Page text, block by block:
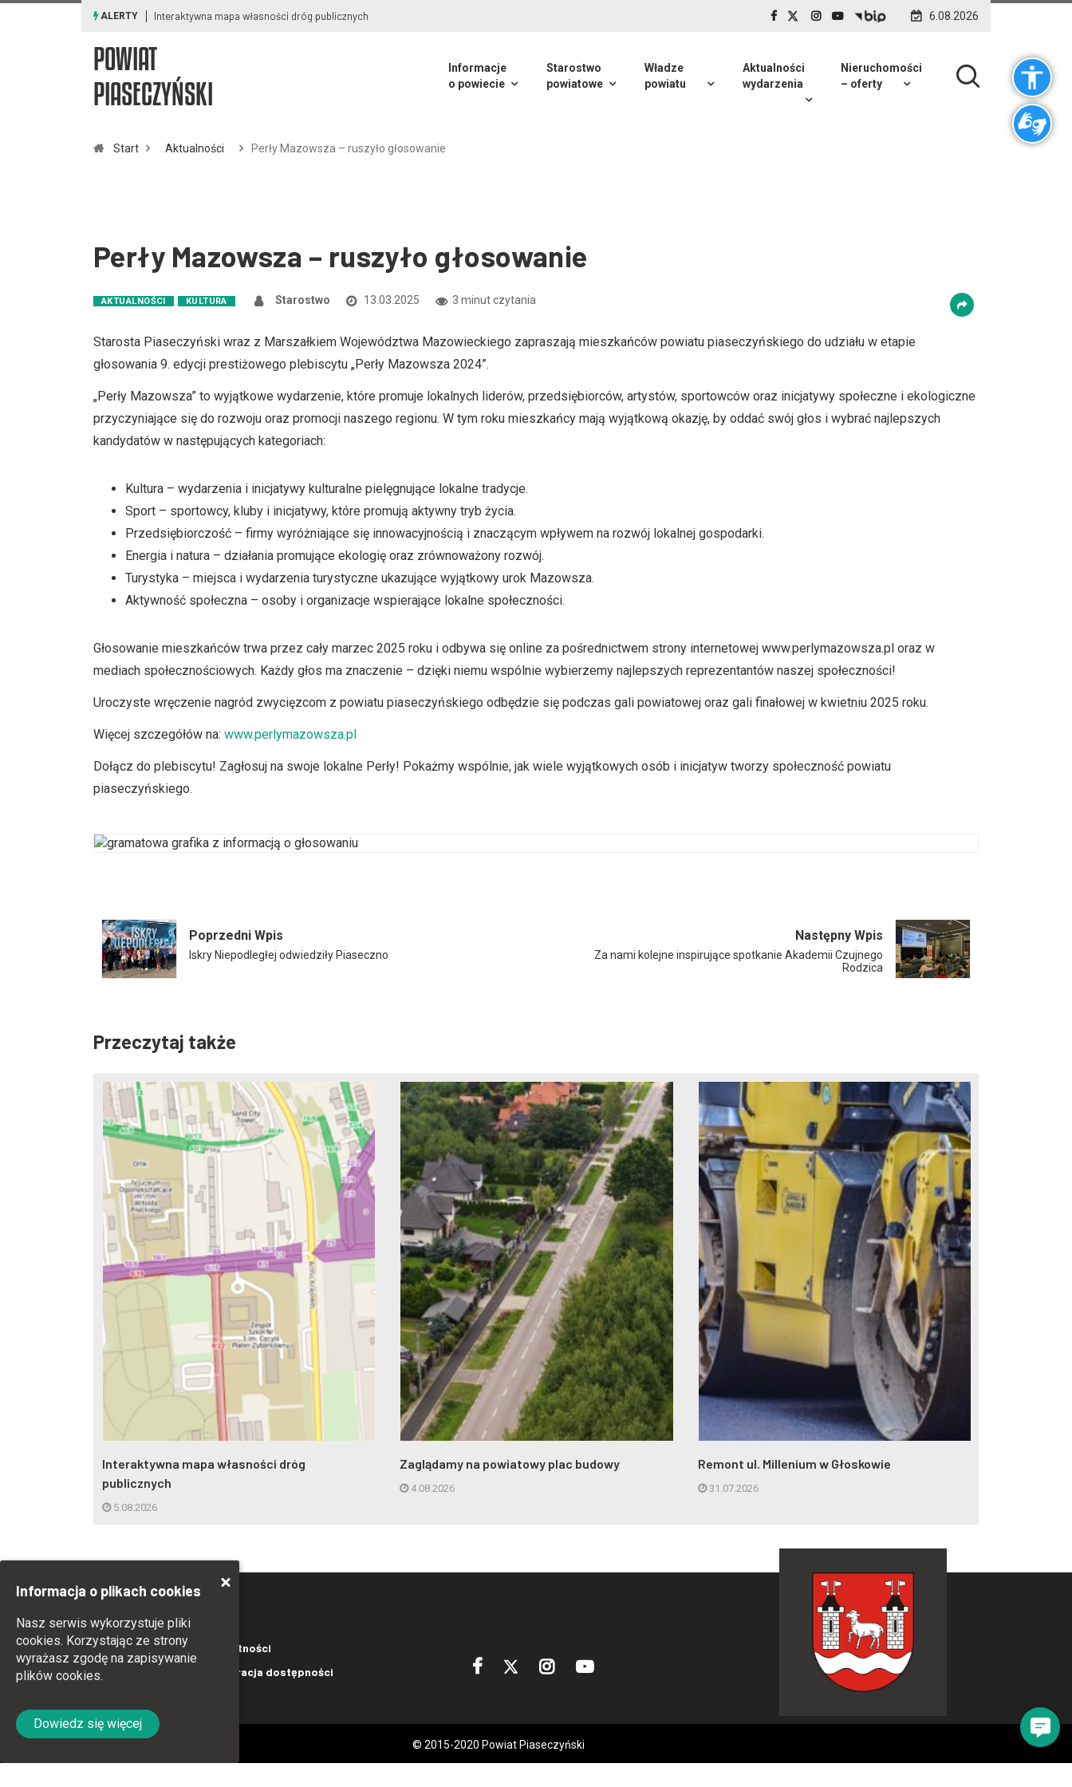
ALERTY
mapa własności dróg publicznych 6.08.2026
POWIAT
PIASECZYŃSKI
Informacje
o powiecie
Starostwo
powiatowe
Władze
powiatu
Aktualności
wydarzenia
Nieruchomości
– oferty
Start Aktualności Perły Mazowsza – ruszyło głosowanie
Perły Mazowsza – ruszyło głosowanie
AKTUALNOŚCI KULTURA Starostwo 13.03.2025 3 minut czytania
Starosta Piaseczyński wraz z Marszałkiem Województwa Mazowieckiego zapraszają mieszkańców powiatu piaseczyńskiego do udziału w etapie
głosowania 9. edycji prestiżowego plebiscytu „Perły Mazowsza 2024”.
„Perły Mazowsza” to wyjątkowe wydarzenie, które promuje lokalnych liderów, przedsiębiorców, artystów, sportowców oraz inicjatywy społeczne i ekologiczne
przyczyniające się do rozwoju oraz promocji naszego regionu. W tym roku mieszkańcy mają wyjątkową okazję, by oddać swój głos i wybrać najlepszych
kandydatów w następujących kategoriach:
Kultura – wydarzenia i inicjatywy kulturalne pielęgnujące lokalne tradycje.
Sport – sportowcy, kluby i inicjatywy, które promują aktywny tryb życia.
Przedsiębiorczość – firmy wyróżniające się innowacyjnością i znaczącym wpływem na rozwój lokalnej gospodarki.
Energia i natura – działania promujące ekologię oraz zrównoważony rozwój.
Turystyka – miejsca i wydarzenia turystyczne ukazujące wyjątkowy urok Mazowsza.
Aktywność społeczna – osoby i organizacje wspierające lokalne społeczności.
Głosowanie mieszkańców trwa przez cały marzec 2025 roku i odbywa się online za pośrednictwem strony internetowej www.perlymazowsza.pl oraz w
mediach społecznościowych. Każdy głos ma znaczenie – dzięki niemu wspólnie wybierzemy najlepszych reprezentantów naszej społeczności!
Uroczyste wręczenie nagród zwycięzcom z powiatu piaseczyńskiego odbędzie się podczas gali powiatowej oraz gali finałowej w kwietniu 2025 roku.
Więcej szczegółów na: www.perlymazowsza.pl
Dołącz do plebiscytu! Zagłosuj na swoje lokalne Perły! Pokażmy wspólnie, jak wiele wyjątkowych osób i inicjatyw tworzy społeczność powiatu
piaseczyńskiego.
Poprzedni Wpis
Iskry Niepodległej odwiedziły Piaseczno
Następny Wpis
Za nami kolejne inspirujące spotkanie Akademii Czujnego
Rodzica
Przeczytaj także
Interaktywna mapa własności dróg
publicznych
5.08.2026
Zaglądamy na powiatowy plac budowy
4.08.2026
Remont ul. Millenium w Głoskowie
31.07.2026
Kontakt
Polityka prywatności
Polityka Cookies
Deklaracja dostępności
© 2015-2020 Powiat Piaseczyński
Informacja o plikach cookies
Nasz serwis wykorzystuje pliki
cookies. Korzystając ze strony
wyrażasz zgodę na zapisywanie
plików cookies.
Dowiedz się więcej